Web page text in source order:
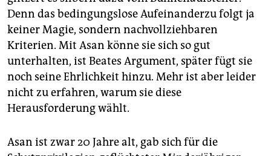
Denn das bedingungslose Aufeinanderzu folgt ja
keiner Magie, sondern nachvollziehbaren
Kriterien. Mit Asan könne sie sich so gut
unterhalten, ist Beates Argument, später fügt sie
noch seine Ehrlichkeit hinzu. Mehr ist aber leider
nicht zu erfahren, warum sie diese
Herausforderung wählt.
Asan ist zwar 20 Jahre alt, gab sich für die